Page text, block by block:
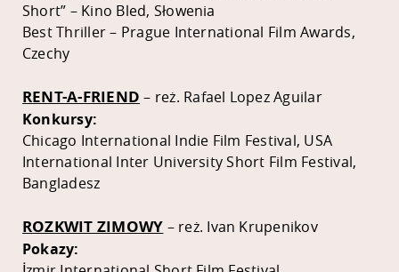
Short” – Kino Bled, Słowenia
Best Thriller – Prague International Film Awards,
Czechy
RENT-A-FRIEND – reż. Rafael Lopez Aguilar
Konkursy:
Chicago International Indie Film Festival, USA
International Inter University Short Film Festival,
Bangladesz
ROZKWIT ZIMOWY – reż. Ivan Krupenikov
Pokazy: